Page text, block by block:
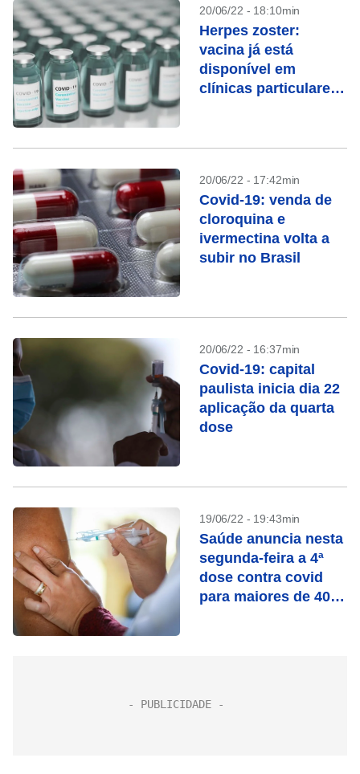
20/06/22 - 18:10min
Herpes zoster:
vacina já está
disponível em
clínicas particulares
20/06/22 - 17:42min
Covid-19: venda de
cloroquina e
ivermectina volta a
subir no Brasil
20/06/22 - 16:37min
Covid-19: capital
paulista inicia dia 22
aplicação da quarta
dose
19/06/22 - 19:43min
Saúde anuncia nesta
segunda-feira a 4ª
dose contra covid
para maiores de 40